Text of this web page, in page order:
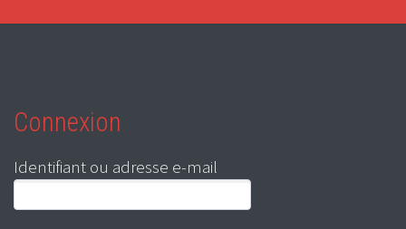
Connexion
Identifiant ou adresse e-mail